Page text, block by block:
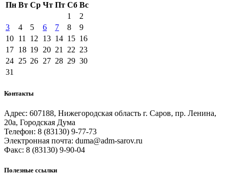
Пн Вт Ср Чт Пт Сб Вс
1
2
3
4 5 6 7 8
9
10 11 12 13 14 15 16
17 18 19 20 21 22 23
24 25 26 27 28 29 30
31
Контакты
Адрес: 607188, Нижегородская область г. Саров, пр. Ленина,
20а, Городская Дума
Телефон: 8 (83130) 9-77-73
Электронная почта: duma@adm-sarov.ru
Факс: 8 (83130) 9-90-04
Полезные ссылки